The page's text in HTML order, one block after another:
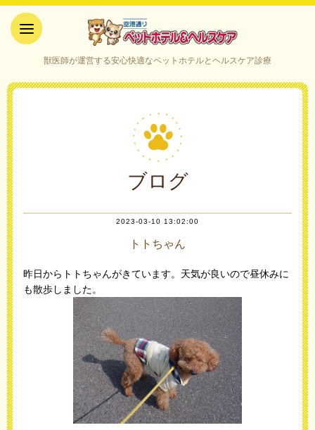
ケア｜山口県宇部市
獣医師が運営する安心快適なペットホテルとヘルスケア診療
ブログ
2023-03-10 13:02:00
トトちゃん
昨日からトトちゃんがきています。天気が良いので昼休みに
も散歩しました。